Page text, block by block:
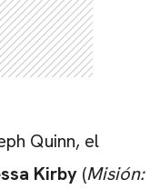
Quinn, el
Kirby (Misión: